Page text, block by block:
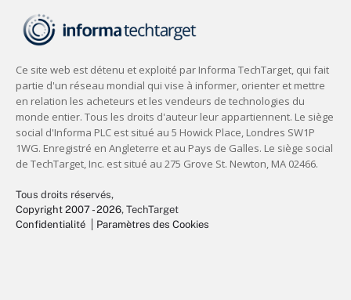
Tous droits réservés,
Copyright 2007 - 2026, TechTarget
Confidentialité
Paramètres des Cookies